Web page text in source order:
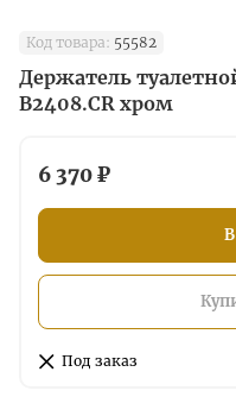
Код товара: 55582
Держатель
B2408.CR хром
6 370 ₽
Под заказ